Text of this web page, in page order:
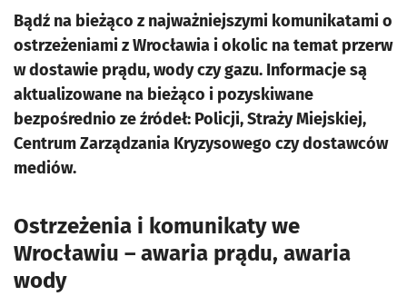
Bądź na bieżąco z najważniejszymi komunikatami o
ostrzeżeniami z Wrocławia i okolic na temat przerw
w dostawie prądu, wody czy gazu. Informacje są
aktualizowane na bieżąco i pozyskiwane
bezpośrednio ze źródeł: Policji, Straży Miejskiej,
Centrum Zarządzania Kryzysowego czy dostawców
mediów.
Ostrzeżenia i komunikaty we
Wrocławiu – awaria prądu, awaria
wody